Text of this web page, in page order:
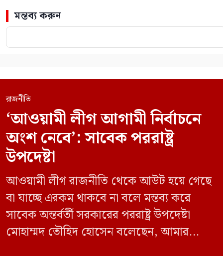
মন্তব্য করুন
রাজনীতি
‘আওয়ামী লীগ আগামী নির্বাচনে
অংশ নেবে’: সাবেক পররাষ্ট্র
উপদেষ্টা
আওয়ামী লীগ রাজনীতি থেকে আউট হয়ে গেছে
বা যাচ্ছে এরকম থাকবে না বলে মন্তব্য করে
সাবেক অন্তর্বর্তী সরকারের পররাষ্ট্র উপদেষ্টা
মোহাম্মদ তৌহিদ হোসেন বলেছেন, আমার